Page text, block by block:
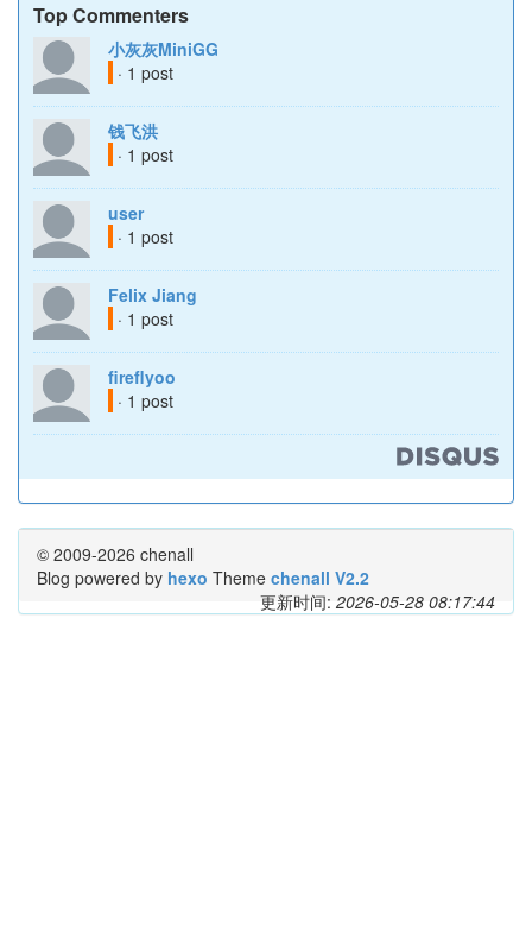
Top Commenters
小灰灰MiniGG
· 1 post
钱飞洪
· 1 post
user
· 1 post
Felix Jiang
· 1 post
fireflyoo
· 1 post
© 2009-2026 chenall
Blog powered by hexo Theme chenall V2.2
更新时间: 2026-05-28 08:17:44